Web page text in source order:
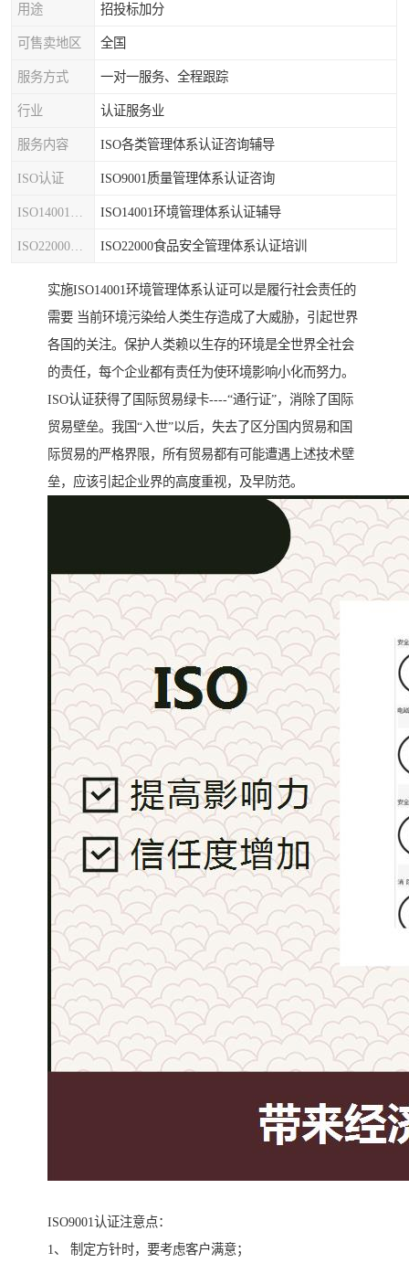
用途 招投标加分
可售卖地区 全国
服务方式 一对一服务、全程跟踪
行业 认证服务业
服务内容 ISO各类管理体系认证咨询辅导
ISO认证 ISO9001质量管理体系认证咨询
ISO14001环境管理体系认证辅导
ISO22000食品安全管理体系认证培训
实施ISO14001环境管理体系认证可以是履行社会责任的
需要 当前环境污染给人类生存造成了大威胁，引起世界
各国的关注。保护人类赖以生存的环境是全世界全社会
的责任，每个企业都有责任为使环境影响小化而努力。
ISO认证获得了国际贸易绿卡----“通行证”，消除了国际
贸易壁垒。我国“入世”以后，失去了区分国内贸易和国
际贸易的严格界限，所有贸易都有可能遭遇上述技术壁
垒，应该引起企业界的高度重视，及早防范。
ISO9001认证注意点：
1、 制定方针时，要考虑客户满意；